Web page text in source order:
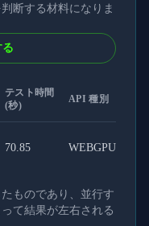
断する材料になりま
る
テスト時間
(秒)
API 種別
70.85 WEBGPU
ものであり、並行す
て結果が左右される